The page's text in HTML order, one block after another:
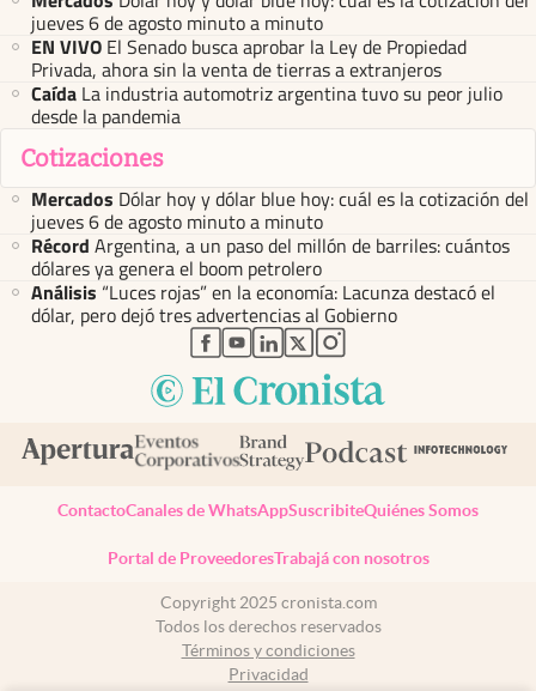
jueves 6 de agosto minuto a minuto
EN VIVO El Senado busca aprobar la Ley de Propiedad
Privada, ahora sin la venta de tierras a extranjeros
Caída La industria automotriz argentina tuvo su peor julio
desde la pandemia
Cotizaciones
Mercados Dólar hoy y dólar blue hoy: cuál es la cotización del
jueves 6 de agosto minuto a minuto
Récord Argentina, a un paso del millón de barriles: cuántos
dólares ya genera el boom petrolero
Análisis “Luces rojas” en la economía: Lacunza destacó el
dólar, pero dejó tres advertencias al Gobierno
abre en nueva pestaña
abre en nueva pestaña
abre en nueva pestaña
abre en nueva pestaña
abre en nueva pestaña
ContactoCanales de WhatsAppSuscribiteQuiénes Somos
Portal de ProveedoresTrabajá con nosotros
Copyright 2025 cronista.com
Todos los derechos reservados
Términos y condiciones
Privacidad